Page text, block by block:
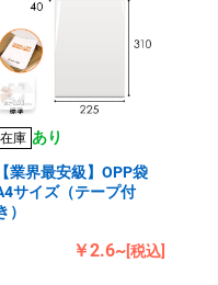
在庫 あり
【業界最安級】OPP袋
サイズ（テープ付
）
￥2.6~[税込]